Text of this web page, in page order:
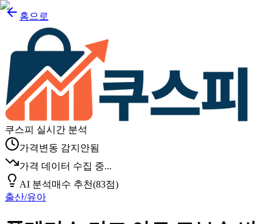
홈으로
쿠스피 실시간 분석
가격변동 감지안됨
가격 데이터 수집 중...
AI 분석매수 추천(83점)
출산/유아